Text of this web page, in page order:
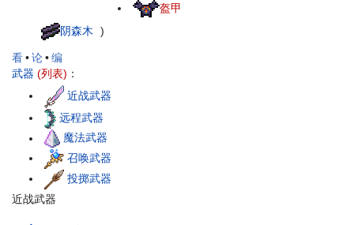
阴森木
盔甲
)
看•论•编
武器 (列表) ：
近战武器
远程武器
魔法武器
召唤武器
投掷武器
近战武器